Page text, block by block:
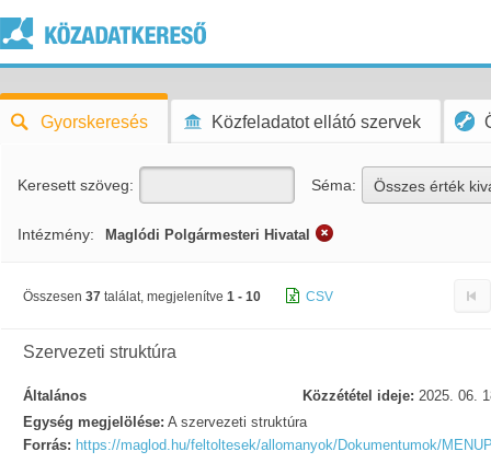
Gyorskeresés Közfeladatot ellátó szervek
Keresett szöveg: Séma: Összes érték
Intézmény: Maglódi Polgármesteri Hivatal
Összesen 37 találat, megjelenítve 1 - 10 CSV
Szervezeti struktúra
Általános Közzététel ideje: 2025. 06.
Egység megjelölése: A szervezeti struktúra
Forrás: https://maglod.hu/feltoltesek/allomanyok/Dokumentumok/